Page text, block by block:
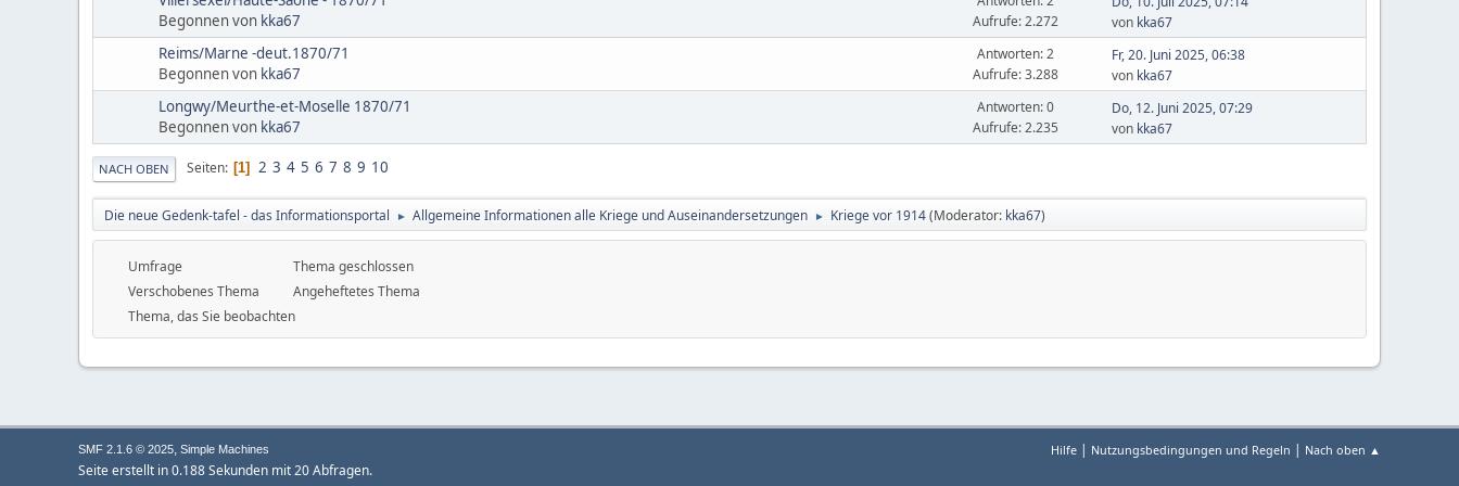
Begonnen von kka67
Aufrufe: 2.272
von kka67
Reims/Marne -deut.1870/71
Begonnen von kka67
Antworten: 2
Aufrufe: 3.288
Fr, 20. Juni 2025, 06:38
von kka67
Longwy/Meurthe-et-Moselle 1870/71
Begonnen von kka67
Antworten: 0
Aufrufe: 2.235
Do, 12. Juni 2025, 07:29
von kka67
NACH OBEN Seiten 1 2 3 4 5 6 7 8 9 10
Die neue Gedenk-tafel - das Informationsportal ► Allgemeine Informationen alle Kriege und Auseinandersetzungen ► Kriege vor 1914(Moderator: kka67)
Umfrage
Verschobenes Thema
Thema geschlossen
Angeheftetes Thema
Thema, das Sie beobachten
Hilfe | Nutzungsbedingungen und Regeln | Nach oben ▲
SMF 2.1.6 © 2025, Simple Machines
Seite erstellt in 0.188 Sekunden mit 20 Abfragen.